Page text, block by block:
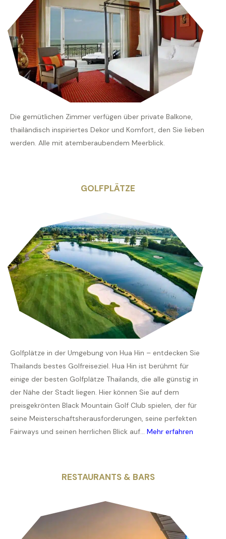
Die gemütlichen Zimmer verfügen über private Balkone,
thailändisch inspiriertes Dekor und Komfort, den Sie lieben
werden. Alle mit atemberaubendem Meerblick.
GOLFPLÄTZE
Golfplätze in der Umgebung von Hua Hin – entdecken Sie
Thailands bestes Golfreiseziel. Hua Hin ist berühmt für
einige der besten Golfplätze Thailands, die alle günstig in
der Nähe der Stadt liegen. Hier können Sie auf dem
preisgekrönten Black Mountain Golf Club spielen, der für
seine Meisterschaftsherausforderungen, seine perfekten
Fairways und seinen herrlichen Blick auf... Mehr erfahren
RESTAURANTS & BARS